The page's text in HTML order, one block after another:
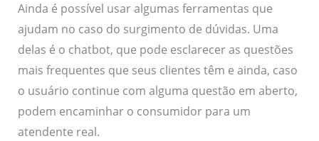
Ainda é possível usar algumas ferramentas que
ajudam no caso do surgimento de dúvidas. Uma
delas é o chatbot, que pode esclarecer as questões
mais frequentes que seus clientes têm e ainda, caso
o usuário continue com alguma questão em aberto,
podem encaminhar o consumidor para um
atendente real.